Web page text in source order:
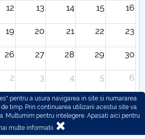
12 13 14 15 16
19 20 21 22 23
26 27 28 29 30
2 3 4 5 6
pentru a usura navigarea in site si numararea
timp. Prin continuarea utilizarii acestui site va
Multumim pentru intelegere. Apasati aici pentru
multe informatii.